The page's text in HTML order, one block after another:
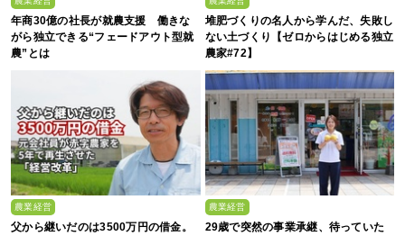
年商30億の社長が就農支援 働きな
がら独立できる“フェードアウト型就
農”とは
堆肥づくりの名人から学んだ、失敗し
ない土づくり【ゼロからはじめる独立
農家#72】
農業経営
父から継いだのは3500万円の借金。
農業経営
29歳で突然の事業承継、待っていた